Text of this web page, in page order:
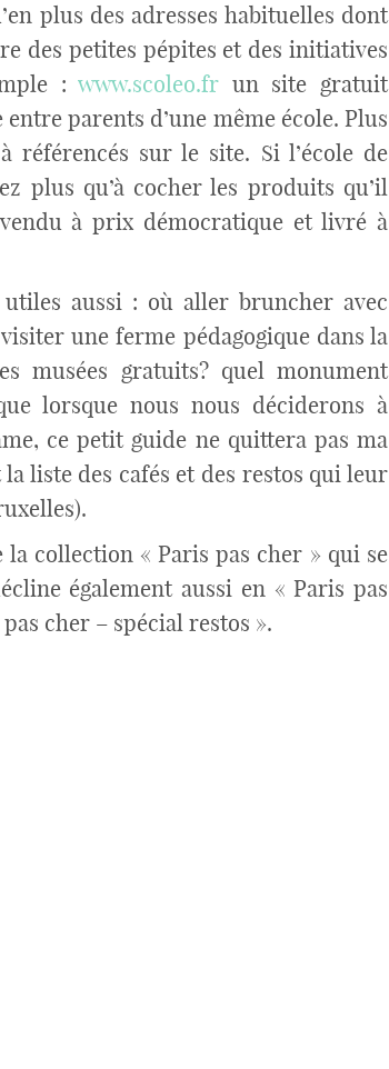
plus des adresses habituelles dont
des petites pépites et des initiatives
:www.scoleo.fr un site gratuit
parents d’une même école. Plus
référencés sur le site. Si l’école de
plus qu’à cocher les produits qu’il
à prix démocratique et livré à
aussi : où aller bruncher avec
une ferme pédagogique dans la
musées gratuits? quel monument
lorsque nous nous déciderons à
ce petit guide ne quittera pas ma
liste des cafés et des restos qui leur
collection « Paris pas cher » qui se
également aussi en « Paris pas
cher – spécial restos ».